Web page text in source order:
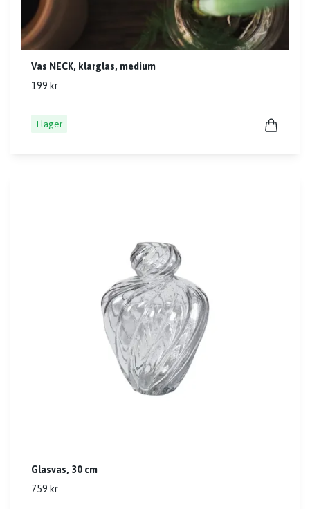
Vas NECK, klarglas, medium
199 kr
I lager
Glasvas, 30 cm
759 kr